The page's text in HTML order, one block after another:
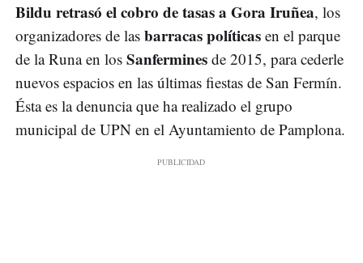
Bildu retrasó el cobro de tasas a Gora Iruñea, los
organizadores de las barracas políticas en el parque
de la Runa en los Sanfermines de 2015, para cederle
nuevos espacios en las últimas fiestas de San Fermín.
Ésta es la denuncia que ha realizado el grupo
municipal de UPN en el Ayuntamiento de Pamplona.